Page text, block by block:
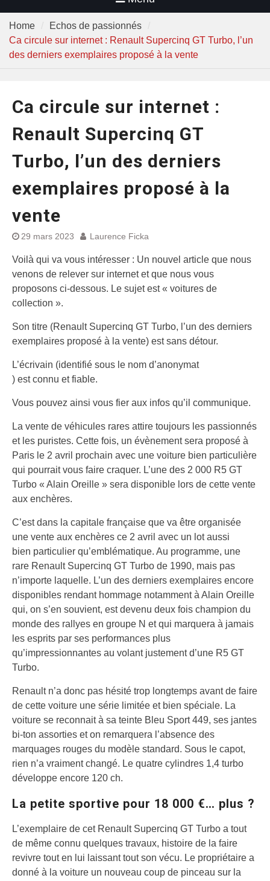
Home
Echos de passionnés
Ca circule sur internet : Renault Supercinq GT Turbo, l’un
des derniers exemplaires proposé à la vente
Ca circule sur internet :
Renault Supercinq GT
Turbo, l’un des derniers
exemplaires proposé à la
vente
29 mars 2023 Laurence Ficka
Voilà qui va vous intéresser : Un nouvel article que nous
venons de relever sur internet et que nous vous
proposons ci-dessous. Le sujet est « voitures de
collection ».
Son titre (Renault Supercinq GT Turbo, l’un des derniers
exemplaires proposé à la vente) est sans détour.
L’écrivain (identifié sous le nom d’anonymat
) est connu et fiable.
Vous pouvez ainsi vous fier aux infos qu’il communique.
La vente de véhicules rares attire toujours les passionnés
et les puristes. Cette fois, un évènement sera proposé à
Paris le 2 avril prochain avec une voiture bien particulière
qui pourrait vous faire craquer. L’une des 2 000 R5 GT
Turbo « Alain Oreille » sera disponible lors de cette vente
aux enchères.
C’est dans la capitale française que va être organisée
une vente aux enchères ce 2 avril avec un lot aussi
bien particulier qu’emblématique. Au programme, une
rare Renault Supercinq GT Turbo de 1990, mais pas
n’importe laquelle. L’un des derniers exemplaires encore
disponibles rendant hommage notamment à Alain Oreille
qui, on s’en souvient, est devenu deux fois champion du
monde des rallyes en groupe N et qui marquera à jamais
les esprits par ses performances plus
qu’impressionnantes au volant justement d’une R5 GT
Turbo.
Renault n’a donc pas hésité trop longtemps avant de faire
de cette voiture une série limitée et bien spéciale. La
voiture se reconnait à sa teinte Bleu Sport 449, ses jantes
bi-ton assorties et on remarquera l’absence des
marquages rouges du modèle standard. Sous le capot,
rien n’a vraiment changé. Le quatre cylindres 1,4 turbo
développe encore 120 ch.
La petite sportive pour 18 000 €… plus ?
L’exemplaire de cet Renault Supercinq GT Turbo a tout
de même connu quelques travaux, histoire de la faire
revivre tout en lui laissant tout son vécu. Le propriétaire a
donné à la voiture un nouveau coup de pinceau sur la